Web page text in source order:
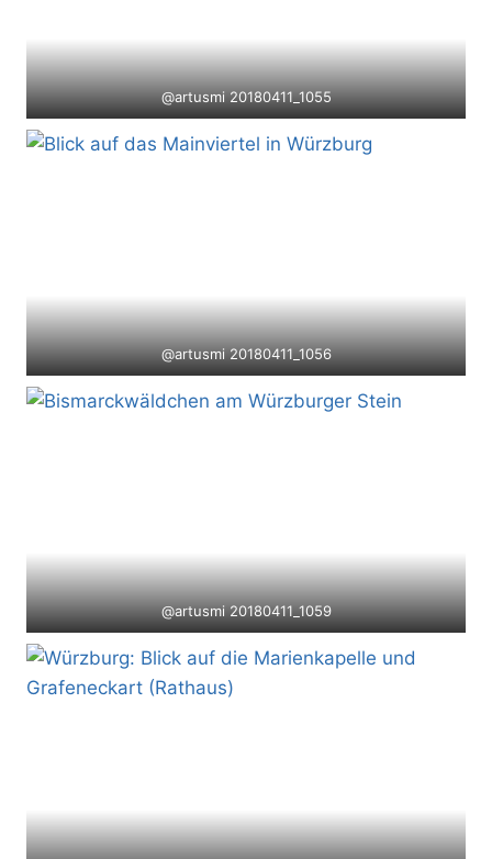
@artusmi 20180411_1055
@artusmi 20180411_1056
@artusmi 20180411_1059